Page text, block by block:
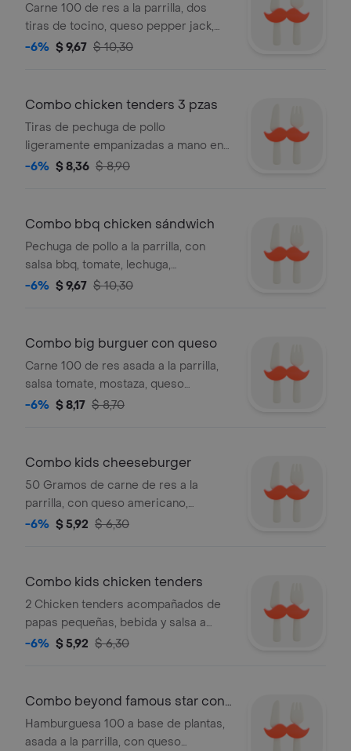
Carne 100 de res a la parrilla, dos
tiras de tocino, queso pepper jack,
salsa santa fe, salsa guacamole,
-6% $ 9,67 $ 10,30
Combo chicken tenders 3 pzas
Tiras de pechuga de pollo
ligeramente empanizadas a mano en
el momento que las ordenas y fritas
elección, acompañado de papas
fritas y bebida.
-6% $ 8,36 $ 8,90
Combo bbq chicken sándwich
Pechuga de pollo a la parrilla, con
salsa bbq, tomate, lechuga,
acompañado de papas fritas y bebida
-6% $ 9,67 $ 10,30
Combo big burguer con queso
Carne 100 de res asada a la parrilla,
salsa tomate, mostaza, queso
americano, cebolla y pepinillo.
-6% $ 8,17 $ 8,70
Combo kids cheeseburger
50 Gramos de carne de res a la
parrilla, con queso americano,
mostaza, salsa de tomate, pepinillos,
-6% $ 5,92 $ 6,30
Combo kids chicken tenders
2 Chicken tenders acompañados de
papas pequeñas, bebida y salsa a
elección, incluye juguete
-6% $ 5,92 $ 6,30
Combo beyond famous star con
queso
Hamburguesa 100 a base de plantas,
asada a la parrilla, con queso